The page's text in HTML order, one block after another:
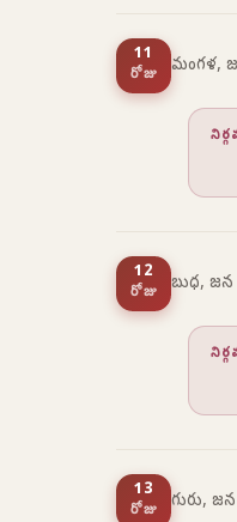
11
రోజు మంగళ,
12
రోజు బుధ, జన
13
రోజు గురు,